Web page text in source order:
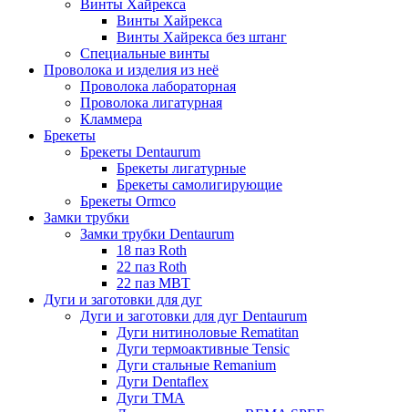
Винты Хайрекса
Винты Хайрекса
Винты Хайрекса без штанг
Специальные винты
Проволока и изделия из неё
Проволока лабораторная
Проволока лигатурная
Кламмера
Брекеты
Брекеты Dentaurum
Брекеты лигатурные
Брекеты самолигирующие
Брекеты Ormco
Замки трубки
Замки трубки Dentaurum
18 паз Roth
22 паз Roth
22 паз МВТ
Дуги и заготовки для дуг
Дуги и заготовки для дуг Dentaurum
Дуги нитиноловые Rematitan
Дуги термоактивные Tensic
Дуги стальные Remanium
Дуги Dentaflex
Дуги ТМА